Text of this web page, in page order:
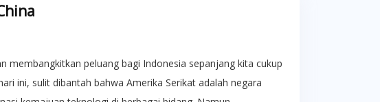
membangkitkan peluang bagi Indonesia sepanjang kita cukup
ini, sulit dibantah bahwa Amerika Serikat adalah negara